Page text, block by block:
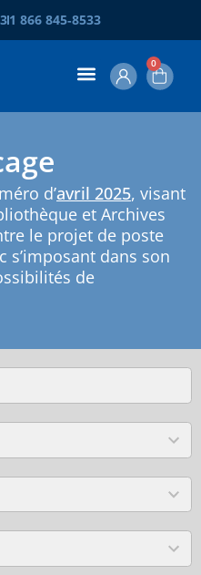
1 866 845‑8533
0
d’avril 2025, visant
et Archives
le projet de poste
s’imposant dans son
de